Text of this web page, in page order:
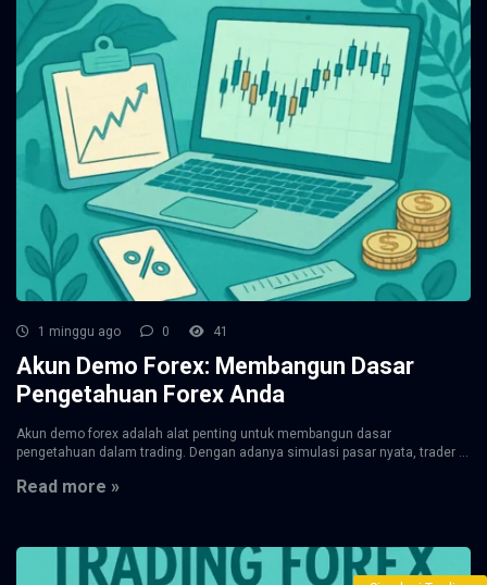
1 minggu ago 0 41
Akun Demo Forex: Membangun Dasar
Pengetahuan Forex Anda
Akun demo forex adalah alat penting untuk membangun dasar
pengetahuan dalam trading. Dengan adanya simulasi pasar nyata, trader ...
Read more »